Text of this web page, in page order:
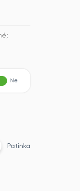
Ne
Patinka